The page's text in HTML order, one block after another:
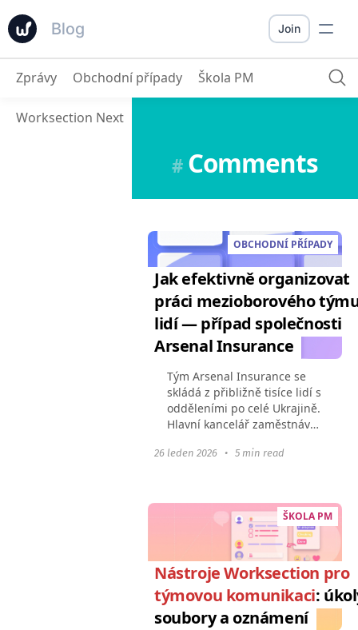
Blog Join
Zprávy Obchodní případy Škola PM
Worksection Next
#Comments
OBCHODNÍ PŘÍPADY
Jak efektivně organizovat
práci mezioborového
lidí — případ společnosti
Arsenal Insurance
Tým Arsenal Insurance se
skládá z přibližně tisíce lidí s
odděleními po celé Ukrajině.
Hlavní kancelář zaměstnává
10 odděleních — včetně
26 leden 2026 • 5 min read
ŠKOLA PM
Nástroje Worksection pro
týmovou komunikaci:
soubory a oznámení